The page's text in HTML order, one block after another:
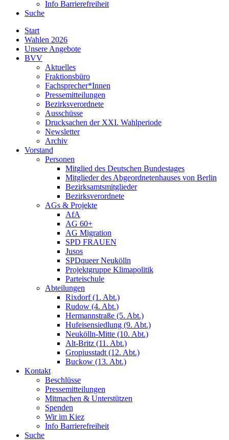
Info Barrierefreiheit
Suche
Start
Wahlen 2026
Unsere Angebote
BVV
Aktuelles
Fraktionsbüro
Fachsprecher*Innen
Pressemitteilungen
Bezirksverordnete
Ausschüsse
Drucksachen der XXI. Wahlperiode
Newsletter
Archiv
Vorstand
Personen
Mitglied des Deutschen Bundestages
Mitglieder des Abgeordnetenhauses von Berlin
Bezirksamtsmitglieder
Bezirksverordnete
AGs & Projekte
AfA
AG 60+
AG Migration
SPD FRAUEN
Jusos
SPDqueer Neukölln
Projektgruppe Klimapolitik
Parteischule
Abteilungen
Rixdorf (1. Abt.)
Rudow (4. Abt.)
Hermannstraße (5. Abt.)
Hufeisensiedlung (9. Abt.)
Neukölln-Mitte (10. Abt.)
Alt-Britz (11. Abt.)
Gropiusstadt (12. Abt.)
Buckow (13. Abt.)
Kontakt
Beschlüsse
Pressemitteilungen
Mitmachen & Unterstützen
Spenden
Wir im Kiez
Info Barrierefreiheit
Suche